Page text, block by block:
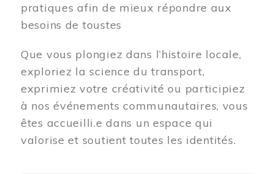
pratiques afin de mieux répondre aux
besoins de toustes
Que vous plongiez dans l’histoire locale,
exploriez la science du transport,
exprimiez votre créativité ou participiez
à nos événements communautaires, vous
êtes accueilli.e dans un espace qui
valorise et soutient toutes les identités.